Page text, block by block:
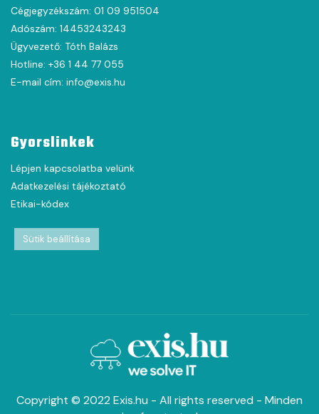
Cégjegyzékszám: 01 09 951504
Adószám: 14453243243
Ügyvezető: Tóth Balázs
Hotline: +36 1 44 77 055
E-mail cím: info@exis.hu
Gyorslinkek
Lépjen kapcsolatba velünk
Adatkezelési tájékoztató
Etikai-kódex
Sütik beállítása
Copyright © 2022 Exis.hu - All rights reserved - Minden